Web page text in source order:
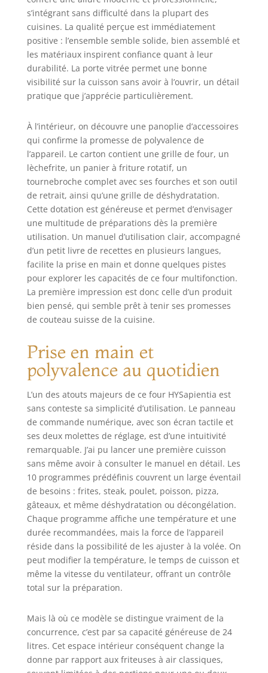
frais, équipée des lumières de four
de visualisation les plus avancées,
pour que vous puissiez profiter du
festin visuel offert par la cuisson tout
en préparant de délicieux plats.
Multifonction tout-en-un : la friteuse
air fryer, de petite taille et à haute
énergie (toast, gâteaux/cuisson,
pizza, rôtisserie), propose 10 modes
de cuisson, tous facilement
réalisables, une alternative parfaite
à la friteuse à air, au four, au
déshydrateur, au grille-pain, etc.
Une seule machine aux multiples
usages, pour économiser de l'argent,
du temps et des soucis. Sûre et
sécurisée : la mini four electrique
chaleur tournante utilise un verre
isolant double couche + une bande
d'isolation + du coton isolant, une
poignée anti-brûlure agrandie, un
moteur de 1800W à 230℃, la
technologie VORTX pour une
convection à grande vitesse sans
puissante, certifiée sécurité
alimentaire, cuisson saine et
efficace, goût plus croustillant,
graisse réduite de 85%. Service de
satisfaction avec accessoires
complets : HYSapientia propose
également 8 accessoires réfléchis
pour votre friteuse à air (grille, bac à
miettes, plaque de cuisson, grille de
four, panier de friteuse à air,
rôtissoire, gants de four, manuel)
pour apporter plus de santé et de
délices dans la vie de votre famille.
(Qualité de confiance du four à air de
HYSapientia avec une garantie
standard d'un an et une extension
d'un an, sous réserve d'une
inscription en ligne du produit)
s’intégrant sans difficulté dans la plupart des
cuisines. La qualité perçue est immédiatement
positive : l’ensemble semble solide, bien assemblé et
les matériaux inspirent confiance quant à leur
durabilité. La porte vitrée permet une bonne
visibilité sur la cuisson sans avoir à l’ouvrir, un détail
pratique que j’apprécie particulièrement.
À l’intérieur, on découvre une panoplie d’accessoires
qui confirme la promesse de polyvalence de
l’appareil. Le carton contient une grille de four, un
lèchefrite, un panier à friture rotatif, un
tournebroche complet avec ses fourches et son outil
de retrait, ainsi qu’une grille de déshydratation.
Cette dotation est généreuse et permet d’envisager
une multitude de préparations dès la première
utilisation. Un manuel d’utilisation clair, accompagné
d’un petit livre de recettes en plusieurs langues,
facilite la prise en main et donne quelques pistes
pour explorer les capacités de ce four multifonction.
La première impression est donc celle d’un produit
bien pensé, qui semble prêt à tenir ses promesses
de couteau suisse de la cuisine.
Prise en main et
polyvalence au quotidien
L’un des atouts majeurs de ce four HYSapientia est
sans conteste sa simplicité d’utilisation. Le panneau
de commande numérique, avec son écran tactile et
ses deux molettes de réglage, est d’une intuitivité
remarquable. J’ai pu lancer une première cuisson
sans même avoir à consulter le manuel en détail. Les
10 programmes prédéfinis couvrent un large éventail
de besoins : frites, steak, poulet, poisson, pizza,
gâteaux, et même déshydratation ou décongélation.
Chaque programme affiche une température et une
durée recommandées, mais la force de l’appareil
réside dans la possibilité de les ajuster à la volée. On
peut modifier la température, le temps de cuisson et
même la vitesse du ventilateur, offrant un contrôle
total sur la préparation.
Mais là où ce modèle se distingue vraiment de la
concurrence, c’est par sa capacité généreuse de 24
litres. Cet espace intérieur conséquent change la
donne par rapport aux friteuses à air classiques,